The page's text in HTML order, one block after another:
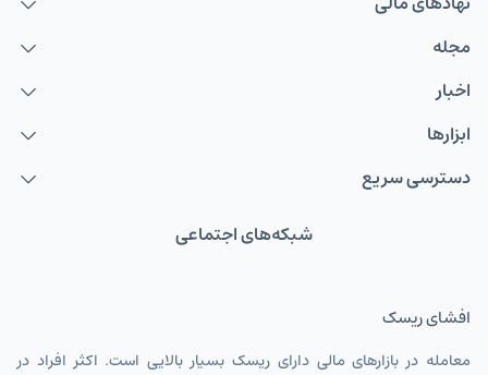
مجله
اخبار
ابزارها
دسترسی سریع
شبکه‌های اجتماعی
افشای ریسک
معامله در بازارهای مالی دارای ریسک بسیار بالایی است. اکثر افراد در